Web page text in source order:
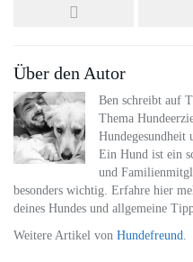
Über den Autor
Ben schreibt auf
Thema
Hundegesundheit
Ein Hund ist ein
und
besonders wichtig. Erfahre hier
deines Hundes und allgemeine
Weitere Artikel von Hundefreund.